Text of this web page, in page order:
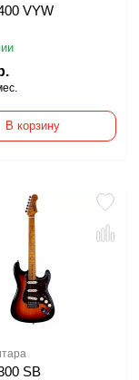
VYW
В корзину
SB